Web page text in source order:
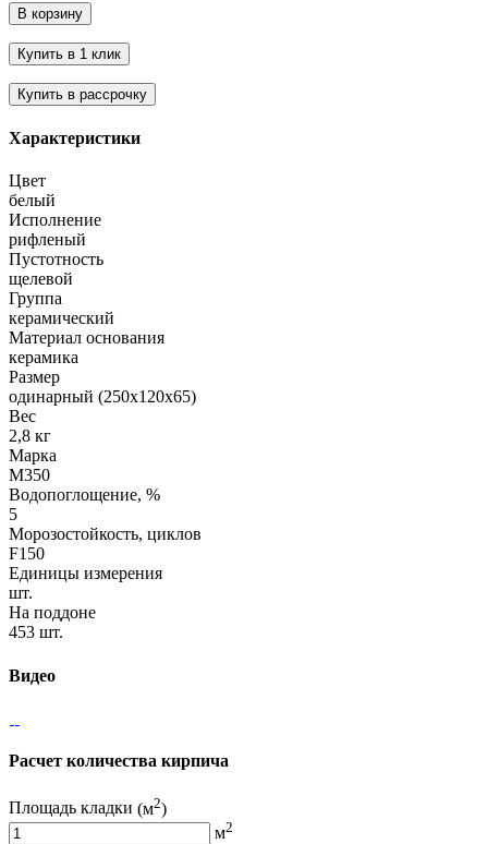
Характеристики
Цвет
белый
Исполнение
рифленый
Пустотность
щелевой
Группа
керамический
Материал основания
керамика
Размер
одинарный (250х120х65)
Вес
2,8 кг
Марка
М350
Водопоглощение, %
5
Морозостойкость, циклов
F150
Единицы измерения
шт.
На поддоне
453 шт.
Видео
Расчет количества кирпича
Площадь кладки (м2)
м2